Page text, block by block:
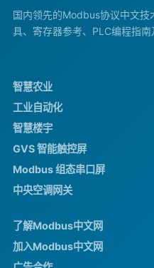
国内领先的Modbus协议中文技
具、寄存器参考、PLC编程指南
智慧农业
工业自动化
智慧楼宇
GVS 智能触控屏
Modbus 组态串口屏
中央空调网关
了解Modbus中文网
加入Modbus中文网